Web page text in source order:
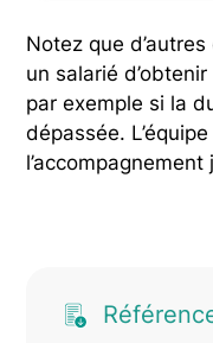
Notez que
un salarié
par exemple si la
dépassée.
l’accompagnement